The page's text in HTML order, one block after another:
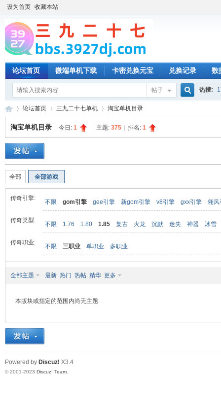
设为首页 收藏本站
论坛首页 微端单机下载 卡密兑换元宝 兑换记录 数
帖子 热搜:
»
论坛首页 三九二十七单机 淘宝单机目录
淘宝单机目录 今日: 1 主题: 375 排名: 1
全部 全部游戏
传奇引擎:
不限 gom引擎 gee引擎 新gom引擎 v8引擎 gxx引擎 翎风
传奇类型:
不限 1.76 1.80 1.85 复古 火龙 沉默 迷失 神器 冰雪
传奇职业:
不限 三职业 单职业 多职业
全部主题 最新 热门 热帖 精华 更多
本版块或指定的范围内尚无主题
Powered by Discuz! X3.4
© 2001-2023 Discuz! Team.